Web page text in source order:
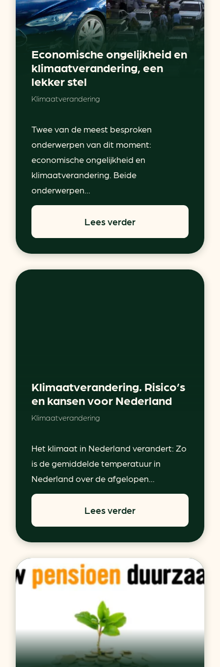
Economische ongelijkheid en
klimaatverandering, een
lekker stel
Klimaatverandering
Twee van de meest besproken
onderwerpen van dit moment:
economische ongelijkheid en
klimaatverandering. Beide
onderwerpen...
Lees verder
Klimaatverandering. Risico’s
en kansen voor Nederland
Klimaatverandering
Het klimaat in Nederland verandert: Zo
is de gemiddelde temperatuur in
Nederland over de afgelopen...
Lees verder